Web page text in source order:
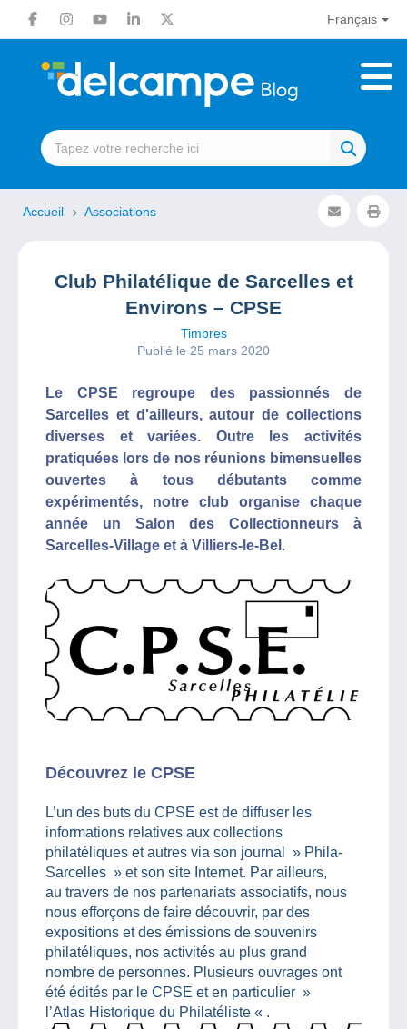
Français
Accueil Associations
Club Philatélique de Sarcelles et
Environs – CPSE
Timbres
Publié le 25 mars 2020
Le CPSE regroupe des passionnés de
Sarcelles et d'ailleurs, autour de collections
diverses et variées. Outre les activités
pratiquées lors de nos réunions bimensuelles
ouvertes à tous débutants comme
expérimentés, notre club organise chaque
année un Salon des Collectionneurs à
Sarcelles-Village et à Villiers-le-Bel.
Découvrez le CPSE
L’un des buts du CPSE est de diffuser les
informations relatives aux collections
philatéliques et autres via son journal » Phila-
Sarcelles » et son site Internet. Par ailleurs,
au travers de nos partenariats associatifs, nous
nous efforçons de faire découvrir, par des
expositions et des émissions de souvenirs
philatéliques, nos activités au plus grand
nombre de personnes. Plusieurs ouvrages ont
été édités par le CPSE et en particulier »
l’Atlas Historique du Philatéliste « .